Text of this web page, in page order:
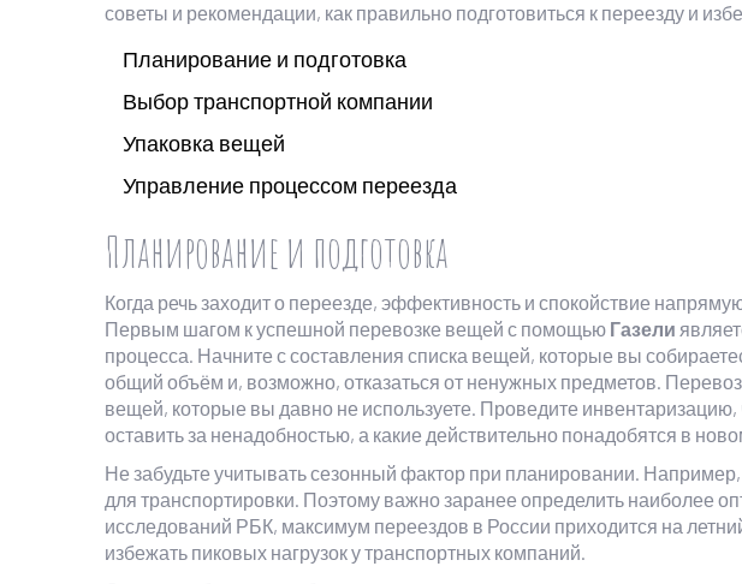
советы и рекомендации, как правильно подготовиться к переезду и
Планирование и подготовка
Выбор транспортной компании
Упаковка вещей
Управление процессом переезда
Планирование и подготовка
Когда речь заходит о переезде, эффективность и спокойствие
Первым шагом к успешной перевозке вещей с помощью Газели
процесса. Начните с составления списка вещей, которые вы
общий объём и, возможно, отказаться от ненужных предметов.
вещей, которые вы давно не используете. Проведите инвентаризацию,
оставить за ненадобностью, а какие действительно понадобятся в
Не забудьте учитывать сезонный фактор при планировании.
для транспортировки. Поэтому важно заранее определить наиболее
исследований РБК, максимум переездов в России приходится на
избежать пиковых нагрузок у транспортных компаний.